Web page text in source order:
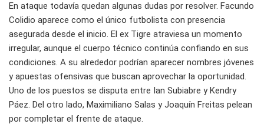
En ataque todavía quedan algunas dudas por resolver. Facundo
Colidio aparece como el único futbolista con presencia
asegurada desde el inicio. El ex Tigre atraviesa un momento
irregular, aunque el cuerpo técnico continúa confiando en sus
condiciones. A su alrededor podrían aparecer nombres jóvenes
y apuestas ofensivas que buscan aprovechar la oportunidad.
Uno de los puestos se disputa entre Ian Subiabre y Kendry
Páez. Del otro lado, Maximiliano Salas y Joaquín Freitas pelean
por completar el frente de ataque.